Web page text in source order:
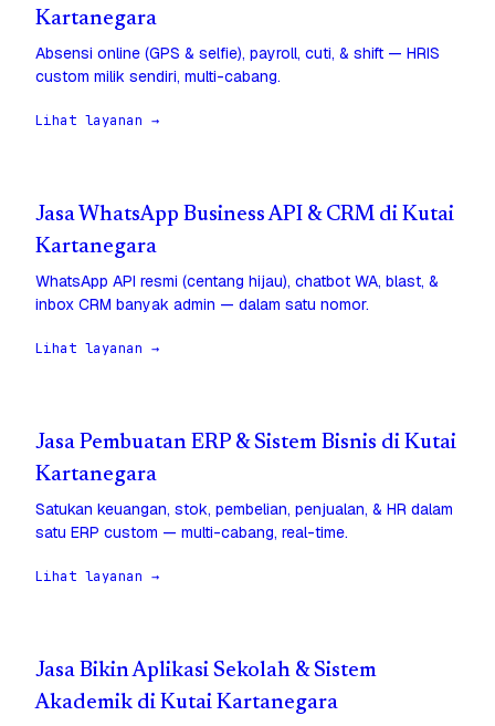
Kartanegara
Absensi online (GPS & selfie), payroll, cuti, & shift — HRIS
custom milik sendiri, multi-cabang.
Lihat layanan →
Jasa WhatsApp Business API & CRM di Kutai
Kartanegara
WhatsApp API resmi (centang hijau), chatbot WA, blast, &
inbox CRM banyak admin — dalam satu nomor.
Lihat layanan →
Jasa Pembuatan ERP & Sistem Bisnis di Kutai
Kartanegara
Satukan keuangan, stok, pembelian, penjualan, & HR dalam
satu ERP custom — multi-cabang, real-time.
Lihat layanan →
Jasa Bikin Aplikasi Sekolah & Sistem
Akademik di Kutai Kartanegara